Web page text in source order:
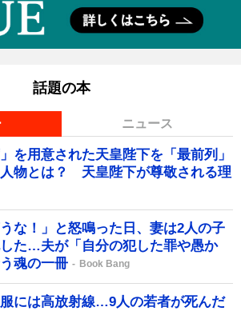
話題の本
ニュース
を用意された天皇陛下を「最前列」
物とは？ 天皇陛下が尊敬される理
うな！」と怒鳴った日、妻は2人の子
た…夫が「自分の犯した罪や愚か
魂の一冊
Book Bang
には高放射線…9人の若者が死んだ